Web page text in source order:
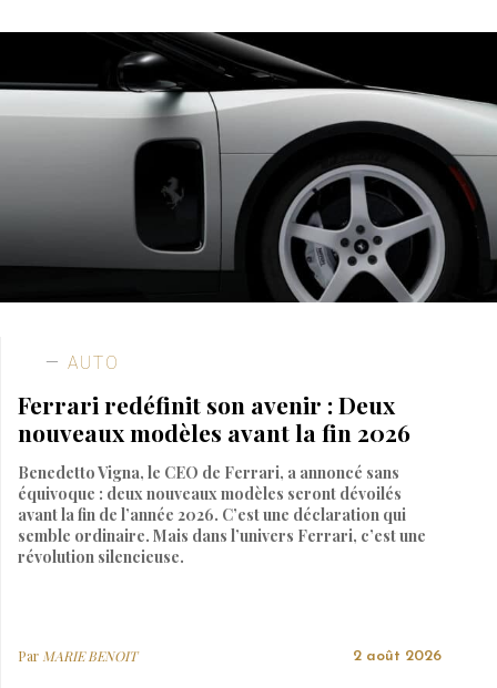
AUTO
Ferrari redéfinit son avenir : Deux
nouveaux modèles avant la fin 2026
Benedetto Vigna, le CEO de Ferrari, a annoncé sans
équivoque : deux nouveaux modèles seront dévoilés
avant la fin de l’année 2026. C’est une déclaration qui
semble ordinaire. Mais dans l’univers Ferrari, c’est une
révolution silencieuse.
Par MARIE BENOIT 2 août 2026